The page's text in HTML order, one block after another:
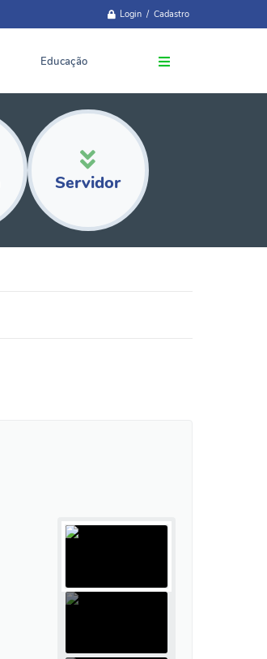
Login / Cadastro
Educação
Servidor